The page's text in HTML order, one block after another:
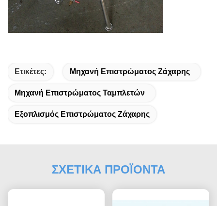
Ετικέτες: Μηχανή Επιστρώματος Ζάχαρης
Μηχανή Επιστρώματος Ταμπλετών
Εξοπλισμός Επιστρώματος Ζάχαρης
ΣΧΕΤΙΚΑ ΠΡΟΪΟΝΤΑ